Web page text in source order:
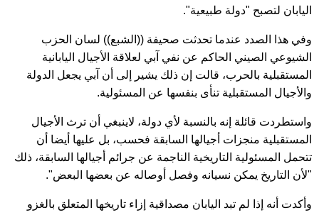
اليابان لتصبح "دولة طبيعية".
وفي هذا الصدد عندما تحدثت صحيفة ((الشبع)) لسان الحزب
الشيوعي الصيني الحاكم عن نفي آبي لعلاقة الأجيال اليابانية
المستقبلية بالحرب، قالت إن ذلك يشير إلى أن آبي يجعل الدولة
والأجيال المستقبلية تنأى بنفسها عن المسئولية.
واستطردت قائلة إنه بالنسبة لأي دولة، لاينبغي أن ترث الأجيال
المستقبلية منجزات أجيالها السابقة فحسب، بل عليها أيضا أن
تتحمل المسئولية التاريخية الناجمة عن جرائم أجيالها السابقة، ذلك
"لأن التاريخ يمكن نسيانه وفصل أوصاله عن بعضها البعض".
وأكدت أنه إذا لم تبد اليابان مصداقية إزاء تاريخها المتعلق بالغزو